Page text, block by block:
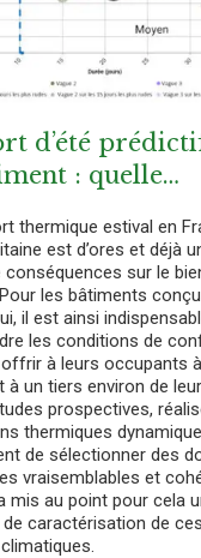
d’été
: quelle
thermique estival en
est d’ores et déjà
conséquences sur le
les bâtiments
il est ainsi
les conditions de
à leurs occupants à
à un tiers environ de
prospectives,
thermiques
de sélectionner des
vraisemblables et
mis au point pour cela
caractérisation de ces